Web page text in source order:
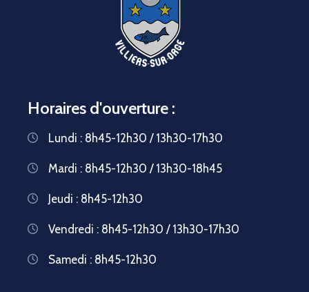
Horaires d'ouverture :
Lundi : 8h45-12h30 / 13h30-17h30
Mardi : 8h45-12h30 / 13h30-18h45
Jeudi : 8h45-12h30
Vendredi : 8h45-12h30 / 13h30-17h30
Samedi : 8h45-12h30